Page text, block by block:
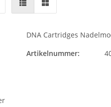
DNA Cartridges
Artikelnummer: